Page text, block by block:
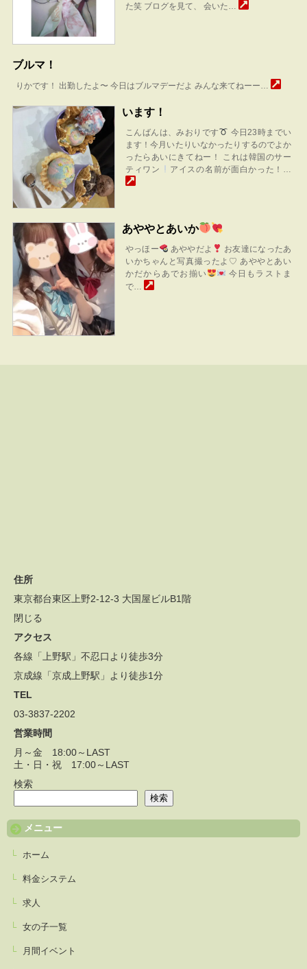
た笑 ブログを見て、 会いた…
ブルマ！
りかです！ 出勤したよ〜 今日はブルマデーだよ みんな来てねーー…
います！
こんばんは、みおりです
今日23時までい
ます！今月いたりいなかったりするのでよか
ったらあいにきてねー！ これは韓国のサー
ティワン
アイスの名前が面白かった！…
あややとあいか
やっほー あややだよ
お友達になったあ
いかちゃんと写真撮ったよ♡ あややとあい
かだからあでお揃い
今日もラストま
で…
住所
東京都台東区上野2-12-3 大国屋ビルB1階
閉じる
アクセス
各線「上野駅」不忍口より徒歩3分
京成線「京成上野駅」より徒歩1分
TEL
03-3837-2202
営業時間
月～金 18:00～LAST
土・日・祝 17:00～LAST
検索
検索
メニュー
ホーム
料金システム
求人
女の子一覧
月間イベント